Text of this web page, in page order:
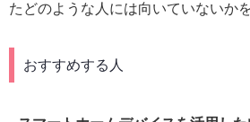
たどのような人には向いていないか
おすすめする人